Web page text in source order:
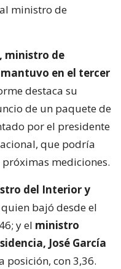
ministro de
ministro de
en el tercer
destaca su
de un paquete de
por el presidente
que podría
mediciones.
del Interior y
quien bajó desde el
y el ministro
José García
posición, con 3,36.